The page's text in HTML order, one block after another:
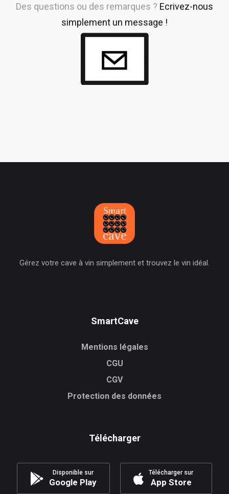
Des questions ou des remarques ? Ecrivez-nous
simplement un message !
Gérez votre cave à vin simplement et trouvez le vin idéal.
SmartCave
Mentions légales
CGU
CGV
Protection des données
Télécharger
Disponible sur
Google Play
Télécharger sur
App Store